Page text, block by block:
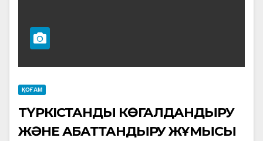
ҚОҒАМ
ТҮРКІСТАНДЫ КӨГАЛДАНДЫРУ
ЖӘНЕ АБАТТАНДЫРУ ЖҰМЫСЫ